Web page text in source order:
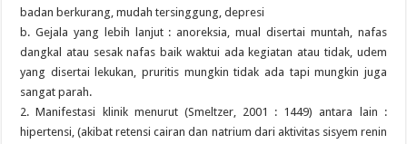
badan berkurang, mudah tersinggung, depresi
b. Gejala yang lebih lanjut : anoreksia, mual disertai muntah, nafas
dangkal atau sesak nafas baik waktui ada kegiatan atau tidak, udem
yang disertai lekukan, pruritis mungkin tidak ada tapi mungkin juga
sangat parah.
2. Manifestasi klinik menurut (Smeltzer, 2001 : 1449) antara lain :
hipertensi, (akibat retensi cairan dan natrium dari aktivitas sisyem renin